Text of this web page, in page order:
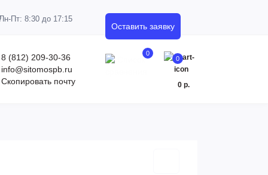
Пт: 8:30 до 17:15
Оставить заявку
8 (812) 209-30-36
info@sitomospb.ru
Скопировать почту
0
0
0 р.